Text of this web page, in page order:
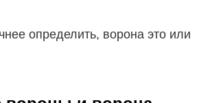
определить, ворона это или